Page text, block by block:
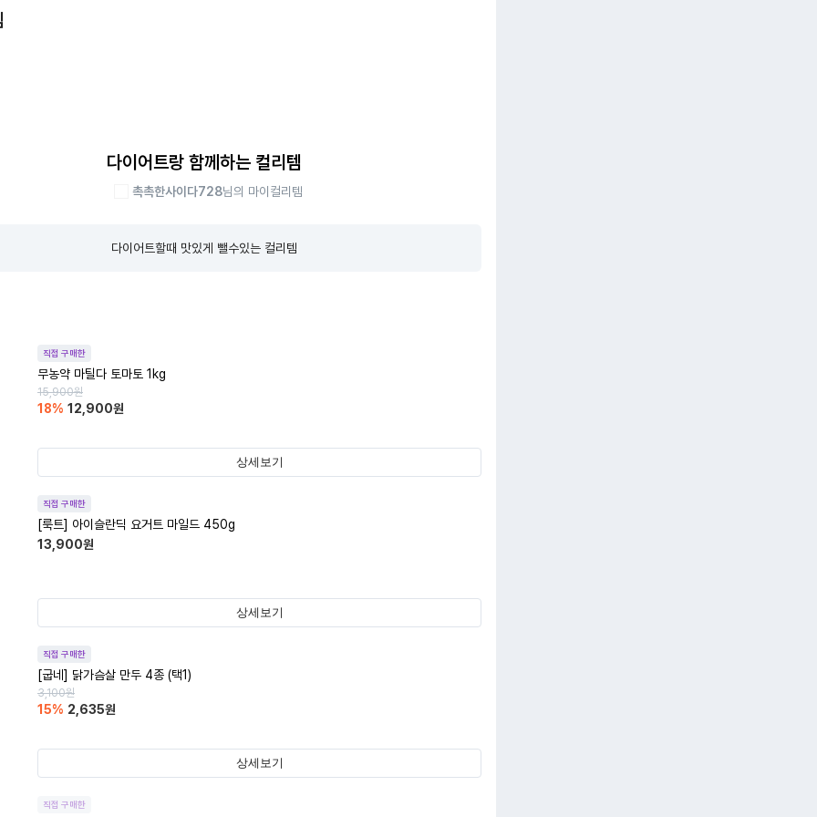
다이어트랑 함께하는 컬리템
촉촉한사이다728님의 마이컬리템
다이어트할때 맛있게 뺄수있는 컬리템
직접 구매한
무농약 마틸다 토마토 1kg
15,900원
18% 12,900원
상세보기
직접 구매한
[룩트] 아이슬란딕 요거트 마일드 450g
13,900원
상세보기
직접 구매한
[굽네] 닭가슴살 만두 4종 (택1)
3,100원
15% 2,635원
상세보기
직접 구매한